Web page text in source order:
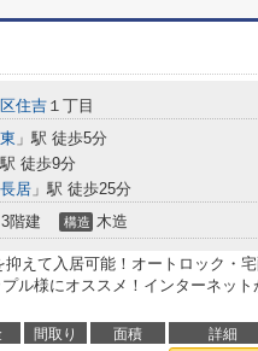
住吉 １丁目
」駅 徒歩5分
駅 徒歩9分
長居 」駅 徒歩25分
3階建 構造 木造
えて入居可能！オートロック・
ル様にオススメ！インターネッ
間取り 面積 詳細